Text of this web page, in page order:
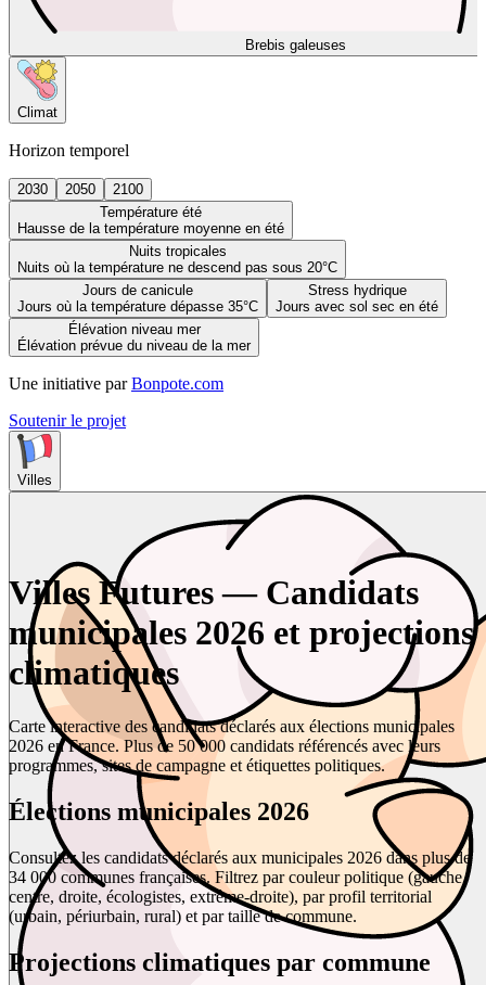
Brebis galeuses
Climat
Horizon temporel
2030 2050
2100
Température été
Hausse de la température moyenne en été
Nuits tropicales
Nuits où la température ne descend pas sous 20°C
Jours de canicule
Jours où la température dépasse 35°C
Stress hydrique
Jours avec sol sec en été
Élévation niveau mer
Élévation prévue du niveau de la mer
Une initiative par Bonpote.com
Soutenir le projet
Villes
Villes Futures — Candidats
municipales 2026 et projections
climatiques
Carte interactive des candidats déclarés aux élections municipales
2026 en France. Plus de 50 000 candidats référencés avec leurs
programmes, sites de campagne et étiquettes politiques.
Élections municipales 2026
Consultez les candidats déclarés aux municipales 2026 dans plus de
34 000 communes françaises. Filtrez par couleur politique (gauche,
centre, droite, écologistes, extrême-droite), par profil territorial
(urbain, périurbain, rural) et par taille de commune.
Projections climatiques par commune